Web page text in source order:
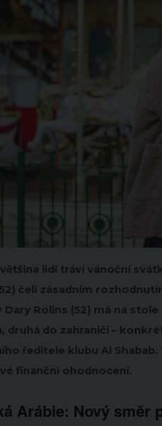
lidí tráví vánoční
čelí zásadním
Dary Rolins (52) má na
druhá do zahraničí –
ředitele klubu Al
finanční ohodnocení.
Arábie: Nový směr